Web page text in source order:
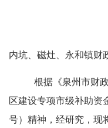
内坑、磁灶、永和镇财
根据《泉州市财
区建设专项市级补助资
号）精神，经研究，现